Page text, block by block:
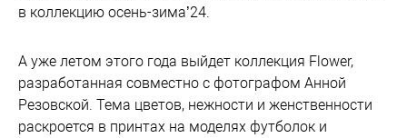
в коллекцию осень-зима’24.
А уже летом этого года выйдет коллекция Flower,
разработанная совместно с фотографом Анной
Резовской. Тема цветов, нежности и женственности
раскроется в принтах на моделях футболок и